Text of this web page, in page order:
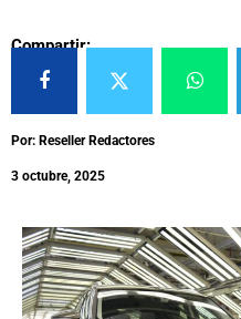
Compartir:
Por: Reseller Redactores
3 octubre, 2025